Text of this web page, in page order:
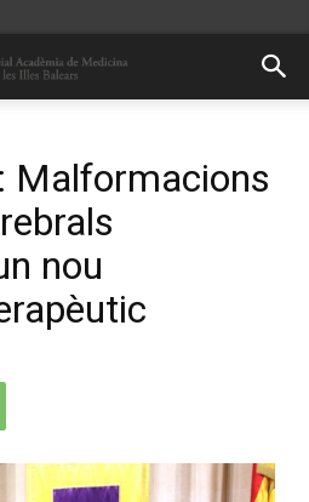
nou